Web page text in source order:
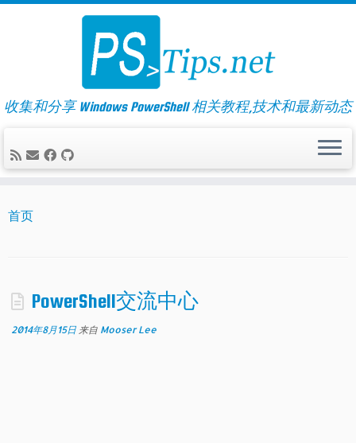
Skip
收集和分享 Windows PowerShell 相关教程,技术和最新动态
首页
PowerShell交流中心
2014年8月15日 来自 Mooser Lee